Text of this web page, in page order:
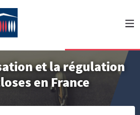
et la régulation
en France